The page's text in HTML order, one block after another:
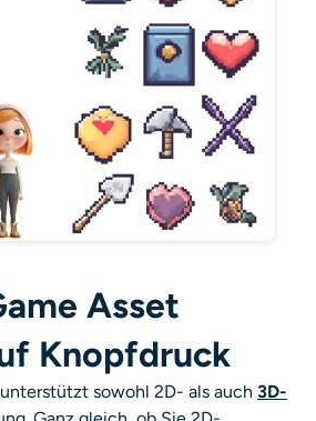
Asset
Knopfdruck
sowohl 2D- als auch 3D-